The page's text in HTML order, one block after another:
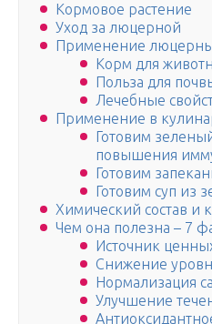
Кормовое растение
Уход за люцерной
Применение
Корм для
Польза для
Лечебные
Применение в
Готовим
повышения
Готовим
Готовим суп из
Химический состав и
Чем она полезна – 7
Источник
Снижение
Нормализация
Улучшение